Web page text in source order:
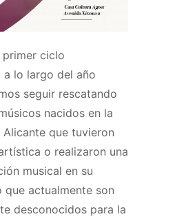
primer ciclo
a lo largo del año
seguir rescatando
nacidos en la
que tuvieron
o realizaron una
musical en su
que actualmente son
desconocidos para la